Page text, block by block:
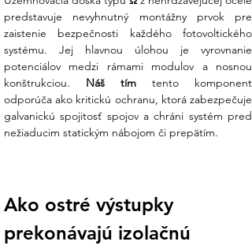
Modul 1:
Účinná penetrácia povrchu:
Doska je
vybavená špeciálnymi hrotmi, ktoré pri
dotiahnutí úchytu (clampu) preniknú cez
eloxovanú (anodizovanú) vrstvu
hliníkového rámu panela. Tým sa vytvorí
dokonalý elektrický kontakt potrebný pre
správne uzemnenie.
zaručuje dlhú životnosť a stálu vodivosť
exteriérovom prostredí.
predstavuje nevyhnutný montážny prvok pre
zaistenie bezpečnosti každého fotovoltického
systému. Jej hlavnou úlohou je vyrovnanie
potenciálov medzi rámami modulov a nosnou
konštrukciou. Náš tím tento komponent
odporúča ako kritickú ochranu, ktorá zabezpečuje
galvanickú spojitosť spojov a chráni systém pred
nežiaducim statickým nábojom či prepätím.
Ako ostré výstupky
prekonávajú izolačnú